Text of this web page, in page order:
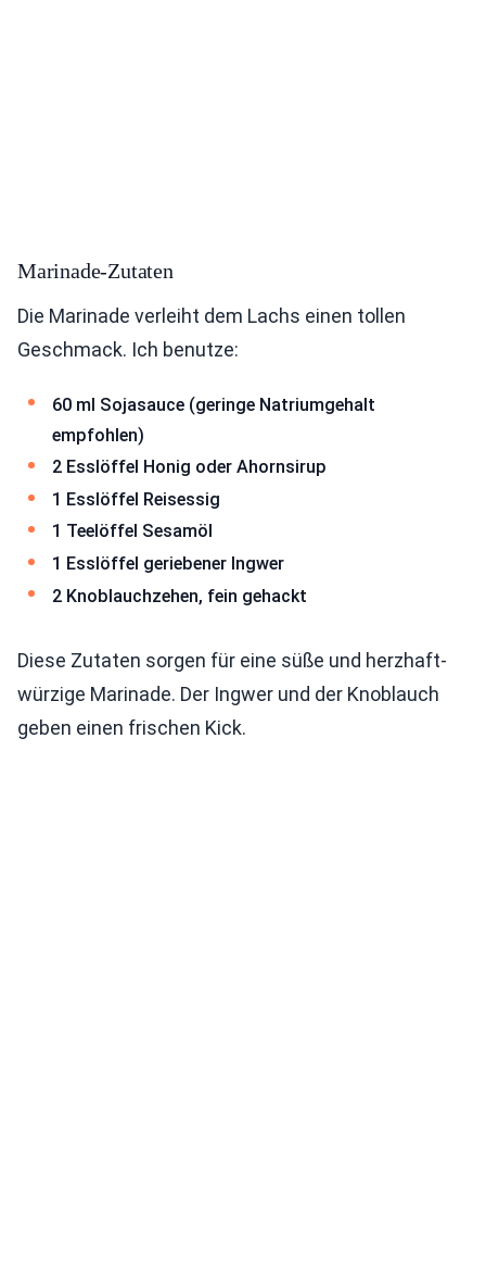
Marinade-Zutaten
Die Marinade verleiht dem Lachs einen tollen
Geschmack. Ich benutze:
60 ml Sojasauce (geringe Natriumgehalt
empfohlen)
2 Esslöffel Honig oder Ahornsirup
1 Esslöffel Reisessig
1 Teelöffel Sesamöl
1 Esslöffel geriebener Ingwer
2 Knoblauchzehen, fein gehackt
Diese Zutaten sorgen für eine süße und herzhaft-
würzige Marinade. Der Ingwer und der Knoblauch
geben einen frischen Kick.